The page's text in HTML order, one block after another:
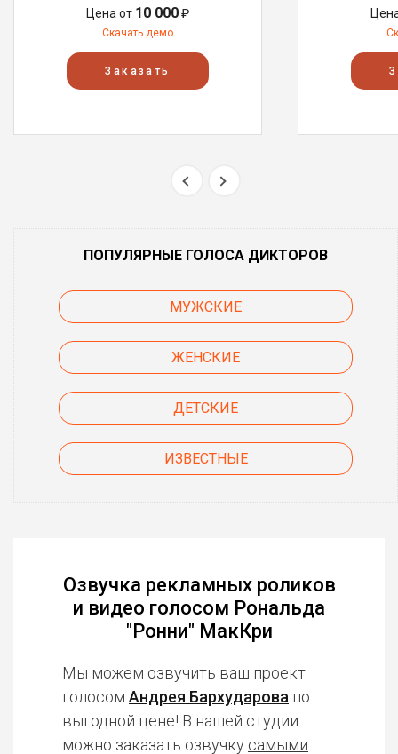
Цена от 10 000₽
Скачать демо
Заказать
ПОПУЛЯРНЫЕ ГОЛОСА ДИКТОРОВ
МУЖСКИЕ
ЖЕНСКИЕ
ДЕТСКИЕ
ИЗВЕСТНЫЕ
Озвучка рекламных роликов
и видео голосом Рональда
"Ронни" МакКри
Мы можем озвучить ваш проект
голосом Андрея Бархударова по
выгодной цене! В нашей студии
можно заказать озвучку самыми